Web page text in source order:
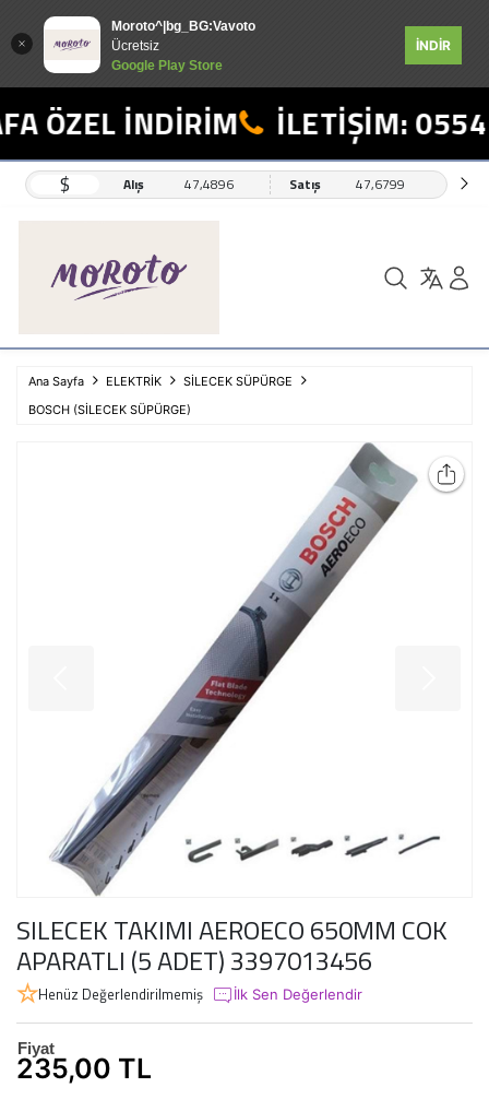
Moroto^|bg_BG:Vavoto
Ücretsiz
Google Play Store
İNDİR
ÖZEL İNDİRİM İLETİŞİM: 0554
$ Alış 47,4896 Satış 47,6799
Ana Sayfa ELEKTRİK
SİLECEK SÜPÜRGE
BOSCH (SİLECEK SÜPÜRGE)
SILECEK TAKIMI AEROECO 650MM COK
APARATLI (5 ADET) 3397013456
Henüz Değerlendirilmemiş İlk Sen Değerlendir
Fiyat
235,00 TL